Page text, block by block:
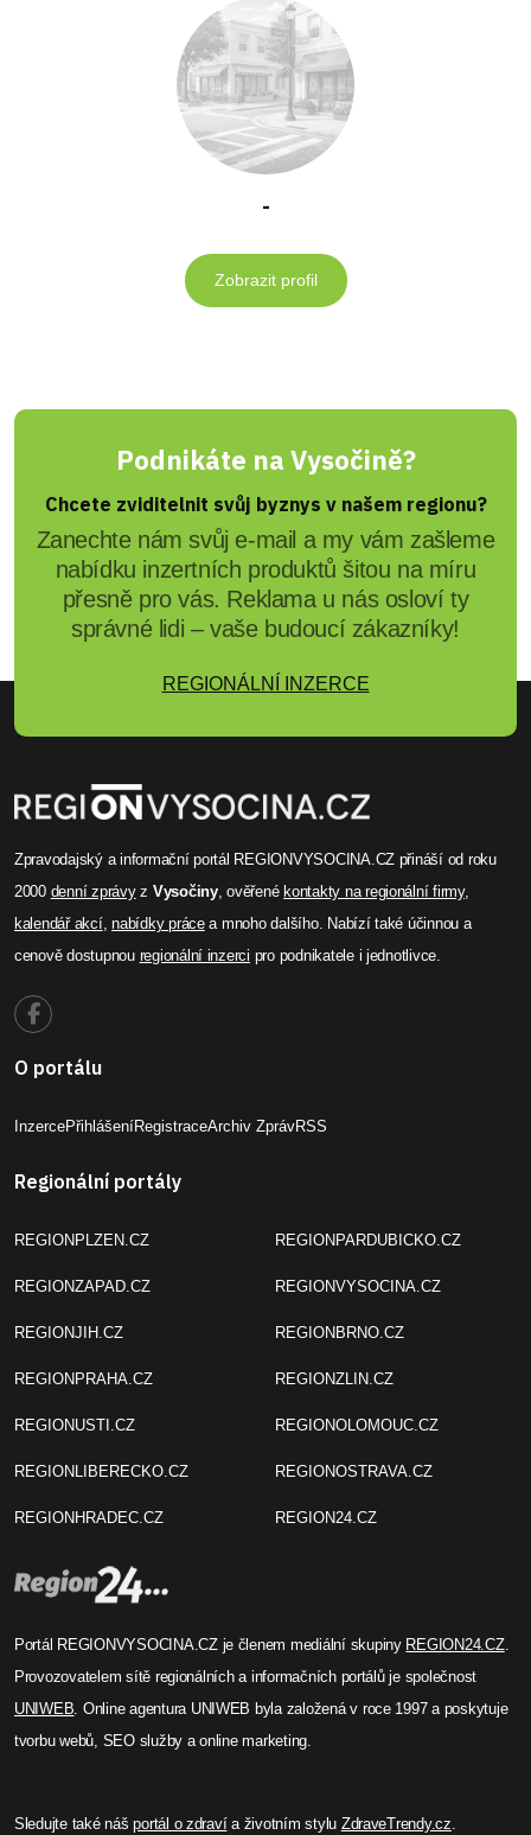
-
Zobrazit profil
Podnikáte na Vysočině?
Chcete zviditelnit svůj byznys v našem regionu?
Zanechte nám svůj e-mail a my vám zašleme
nabídku inzertních produktů šitou na míru
přesně pro vás. Reklama u nás osloví ty
správné lidi – vaše budoucí zákazníky!
REGIONÁLNÍ INZERCE
Zpravodajský a informační portál REGIONVYSOCINA.CZ přináší od roku
2000 denní zprávyz Vysočiny, ověřenékontakty na regionální firmy,
kalendář akcí,nabídky prácea mnoho dalšího. Nabízí také účinnou a
cenově dostupnou regionální inzerci pro podnikatele i jednotlivce.
O portálu
InzercePřihlášeníRegistraceArchiv ZprávRSS
Regionální portály
REGIONPLZEN.CZ
REGIONZAPAD.CZ
REGIONJIH.CZ
REGIONPRAHA.CZ
REGIONUSTI.CZ
REGIONLIBERECKO.CZ
REGIONHRADEC.CZ
REGIONPARDUBICKO.CZ
REGIONVYSOCINA.CZ
REGIONBRNO.CZ
REGIONZLIN.CZ
REGIONOLOMOUC.CZ
REGIONOSTRAVA.CZ
REGION24.CZ
Portál REGIONVYSOCINA.CZ je členem mediální skupiny REGION24.CZ.
Provozovatelem sítě regionálních a informačních portálů je společnost
UNIWEB . Online agentura UNIWEB byla založená v roce 1997 a poskytuje
tvorbu webů, SEO služby a online marketing.
Sledujte také nášportál o zdravía životním stylu ZdraveTrendy.cz